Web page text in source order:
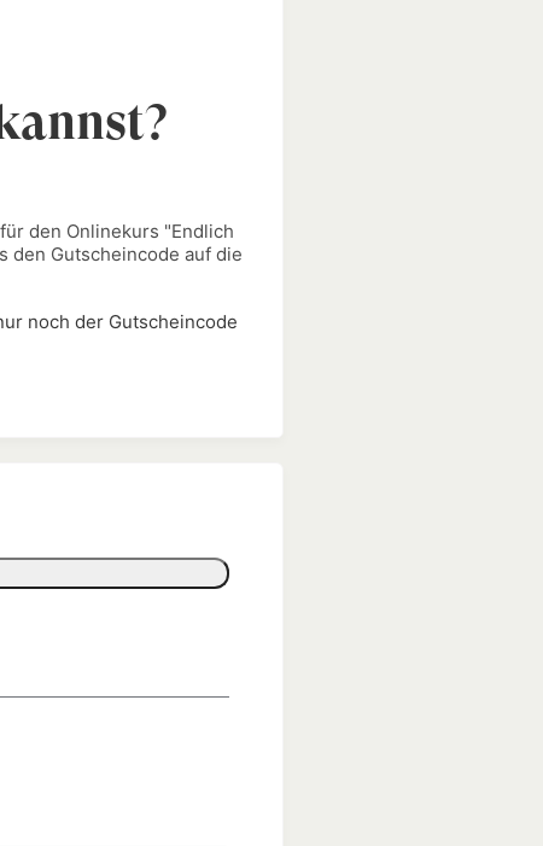
den Onlinekurs "Endlich
den Gutscheincode auf die
noch der Gutscheincode